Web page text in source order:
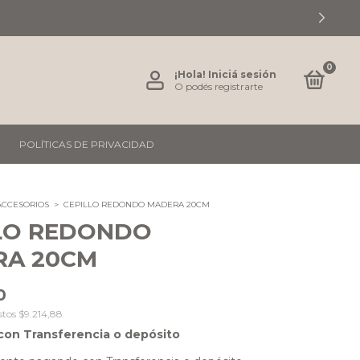
¡Hola! Iniciá sesión
O podés registrarte
0
POLÍTICAS DE PRIVACIDAD
> CEPILLO REDONDO MADERA 20CM
REDONDO
20CM
$9.214,88
Transferencia o depósito